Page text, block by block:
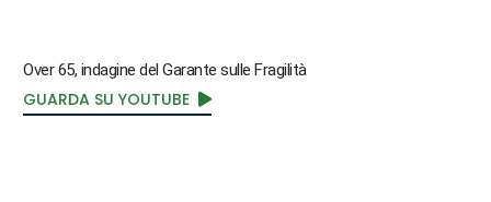
Over 65, indagine del Garante sulle Fragilità
GUARDA SU YOUTUBE